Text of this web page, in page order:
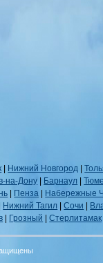
| Нижний Новгород |
на-Дону | Барнаул |
| Пенза | Набережные
Нижний Тагил |Сочи |
| Грозный |Стерлитамак